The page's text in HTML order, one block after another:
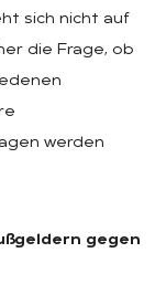
sich nicht auf
die Frage, ob
werden
gegen